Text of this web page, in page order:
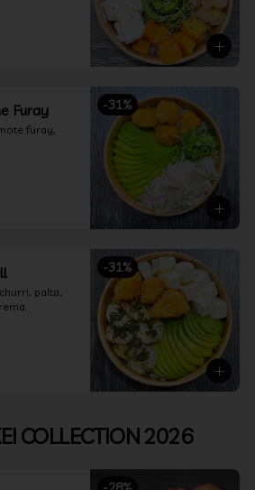
-31%
Furay
furay,
-31%
palta,
COLLECTION 2026